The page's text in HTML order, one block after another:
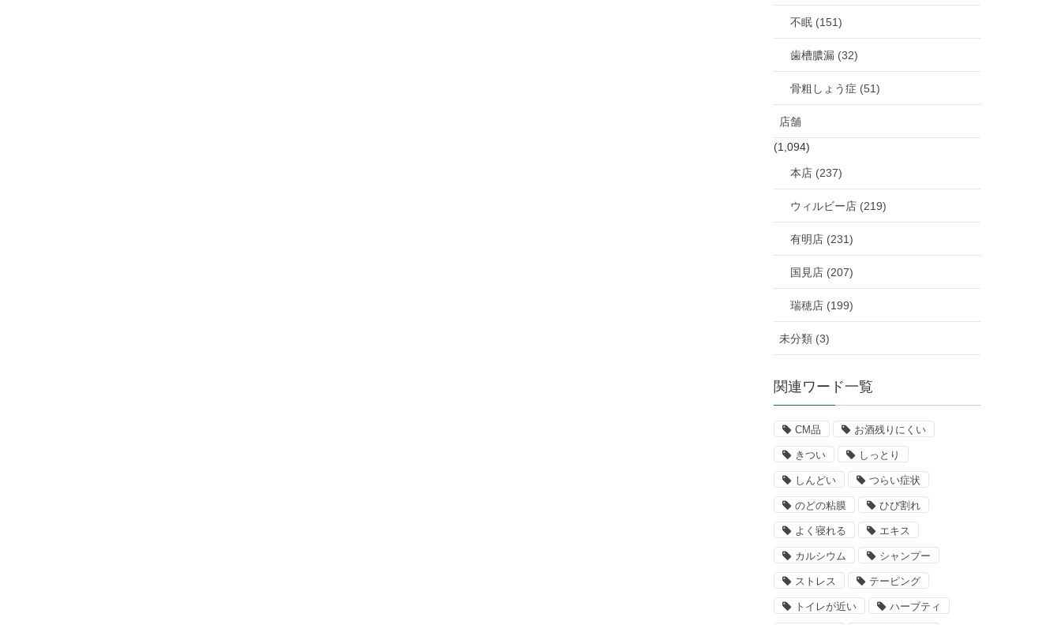
不眠 (151)
歯槽膿漏 (32)
骨粗しょう症 (51)
店舗
(1,094)
本店 (237)
ウィルビー店 (219)
有明店 (231)
国見店 (207)
瑞穂店 (199)
未分類 (3)
関連ワード一覧
CM品 お酒残りにくい
きつい しっとり
しんどい つらい症状
のどの粘膜 ひび割れ
よく寝れる エキス
カルシウム シャンプー
ストレス テーピング
トイレが近い ハーブティ